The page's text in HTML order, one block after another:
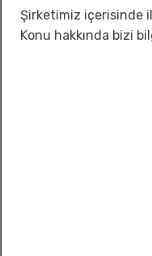
Şirketimiz içerisinde
Konu hakkında bizi